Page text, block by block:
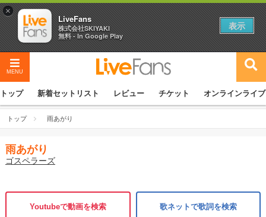
MENU
トップ 新着セットリスト レビュー チケット オンラインライブ
トップ 雨あがり
雨あがり
ゴスペラーズ
Youtubeで動画を検索 歌ネットで歌詞を検索
×
LiveFans
株式会社SKIYAKI
無料 - In Google Play
表示